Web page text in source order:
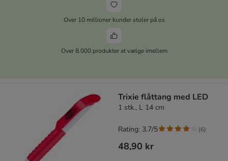
Over 10 millioner kunder stoler på os
Over 8.000 produkter at vælge imellem
Trixie flåttang med LED
1 stk., L 14 cm
48,90 kr
Rating: 3.7/5 (6)